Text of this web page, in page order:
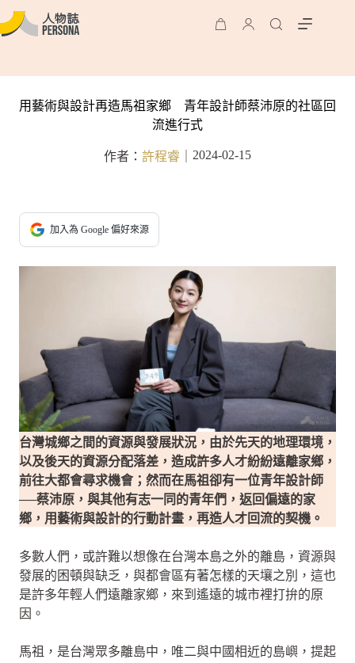
用藝術與設計再造馬祖家鄉 青年設計師蔡沛原的社區回
流進行式
作者： 許程睿 2024-02-15
加入為 Google 偏好來源
台灣城鄉之間的資源與發展狀況，由於先天的地理環境，
以及後天的資源分配落差，造成許多人才紛紛遠離家鄉，
前往大都會尋求機會；然而在馬祖卻有一位青年設計師
──蔡沛原，與其他有志一同的青年們，返回偏遠的家
鄉，用藝術與設計的行動計畫，再造人才回流的契機。
多數人們，或許難以想像在台灣本島之外的離島，資源與
發展的困頓與缺乏，與都會區有著怎樣的天壤之別，這也
是許多年輕人們遠離家鄉，來到遙遠的城市裡打拚的原
因。
馬祖，是台灣眾多離島中，唯二與中國相近的島嶼，提起